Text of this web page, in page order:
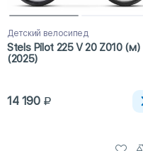
Детский велосипед
Stels Pilot 225 V 20 Z010 (м)
(2025)
14 190